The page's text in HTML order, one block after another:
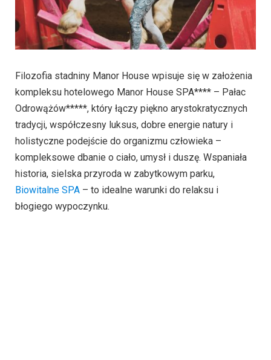
Filozofia stadniny Manor House wpisuje się w założenia
kompleksu hotelowego Manor House SPA**** – Pałac
Odrowążów*****, który łączy piękno arystokratycznych
tradycji, współczesny luksus, dobre energie natury i
holistyczne podejście do organizmu człowieka –
kompleksowe dbanie o ciało, umysł i duszę. Wspaniała
historia, sielska przyroda w zabytkowym parku,
Biowitalne SPA – to idealne warunki do relaksu i
błogiego wypoczynku.